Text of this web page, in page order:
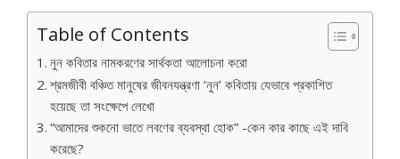
Table of Contents
নুন কবিতার নামকরণের সার্থকতা আলােচনা করাে
শ্রমজীবী বঞ্চিত মানুষের জীবনযন্ত্রণা ‘নুন’ কবিতায় যেভাবে প্রকাশিত
হয়েছে তা সংক্ষেপে লেখাে
“আমাদের শুকনাে ভাতে লবণের ব্যবস্থা হোক” -কেন কার কাছে এই দাবি
করেছে?